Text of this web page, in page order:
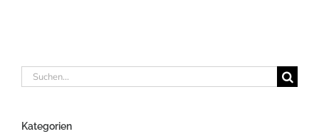
Suche
Kategorien